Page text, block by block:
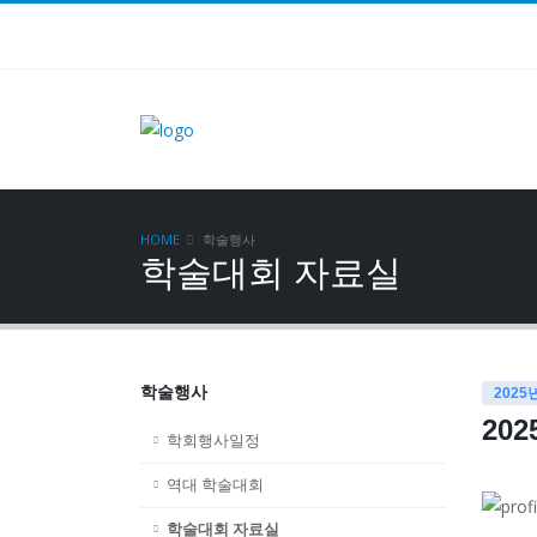
HOME 학술행사
학술대회 자료실
학술행사
학회행사일정
역대 학술대회
학술대회 자료실
2025